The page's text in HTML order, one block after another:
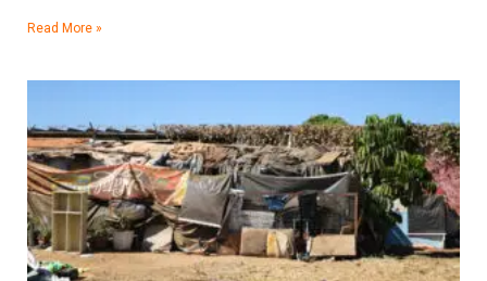
Read More »